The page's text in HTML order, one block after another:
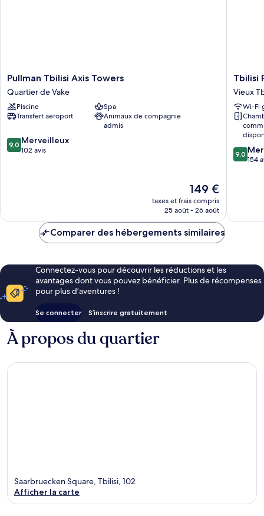
Pullman
Tbilisi
Axis
Towers
Quartier
Vake
Pullman Tbilisi Axis Towers
Quartier de Vake
Piscine
Spa
Transfert aéroport
Animaux de compagnie
admis
9.0
sur
9,0 Merveilleux
102 avis
Le
nouveau
prix
de
149 €
taxes et frais compris
25 août - 26 août
Tbilisi
Hotel
by
Mercure
Vieux
Tbilissi
Tbilisi
Vieux
Wi-Fi
9.0
sur
9,0
154
Comparer des hébergements similaires
Connectez-vous pour découvrir les réductions et les
avantages dont vous pouvez bénéficier. Plus de récompenses
pour plus d’aventures !
Se connecter S’inscrire gratuitement
À propos du quartier
Saarbruecken Square, Tbilisi, 102
Afficher la carte